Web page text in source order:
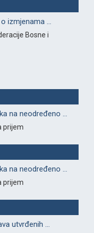
izmjenama ...
Bosne i
na neodređeno ...
prijem
na neodređeno ...
prijem
utvrđenih ...